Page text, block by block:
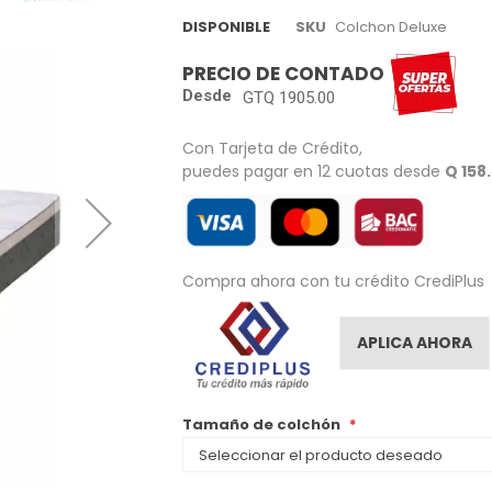
DISPONIBLE SKU Colchon Deluxe
PRECIO DE CONTADO
Desde GTQ 1905.00
Con Tarjeta de Crédito,
puedes pagar en 12 cuotas desde Q
Compra ahora con tu crédito CrediPlus
APLICA AHORA
Tamaño de colchón